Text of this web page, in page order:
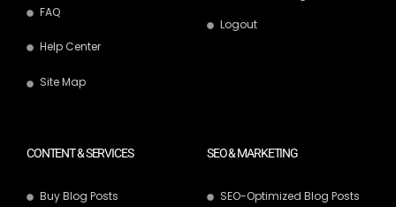
FAQ
Help Center
Site Map
Logout
CONTENT & SERVICES
Buy Blog Posts
SEO & MARKETING
SEO-Optimized Blog Posts